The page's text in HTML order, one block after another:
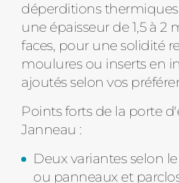
déperditions
une épaisseur de 1,5 à 2
faces, pour une solidité
moulures ou inserts en
ajoutés selon vos
Points forts de la porte
Janneau :
Deux variantes selon
ou panneaux et